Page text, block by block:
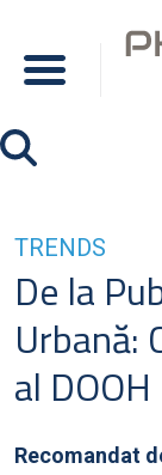
TRENDS
De la
Urbană:
al DOOH
Recomandat